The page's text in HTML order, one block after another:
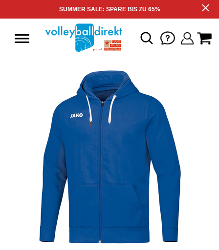
SUMMER SALE: SPARE BIS ZU 65%